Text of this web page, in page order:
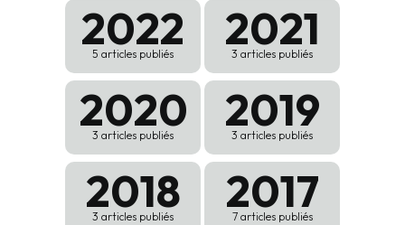
2022
5 articles publiés 2021
3 articles publiés
2020
3 articles publiés 2019
3 articles publiés
2018
3 articles publiés 2017
7 articles publiés